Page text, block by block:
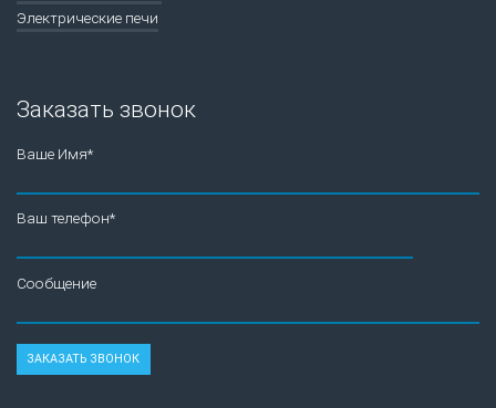
Электрические печи
Заказать звонок
Ваше Имя*
Ваш телефон*
Сообщение